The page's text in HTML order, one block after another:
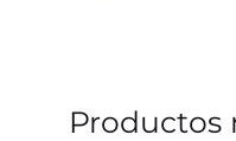
Productos